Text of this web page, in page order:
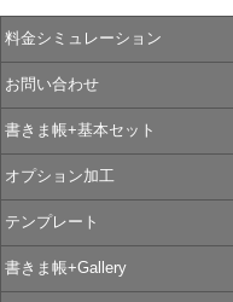
料金シミュレーション
お問い合わせ
書きま帳+基本セット
オプション加工
テンプレート
書きま帳+Gallery